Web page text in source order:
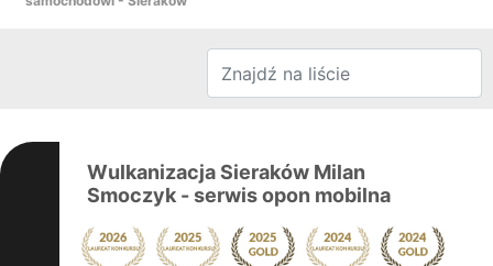
Wulkanizacja Sieraków Milan
Smoczyk - serwis opon mobilna